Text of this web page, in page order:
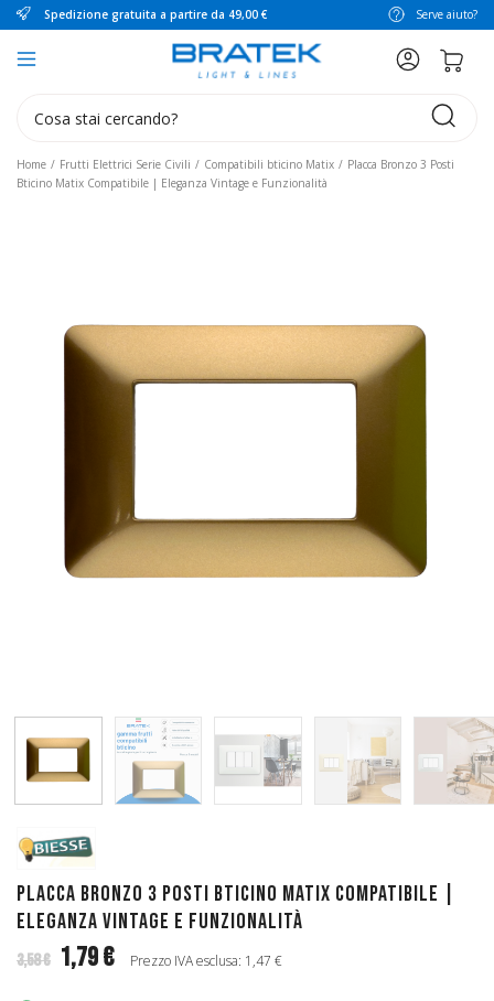
Spedizione gratuita a partire da 49,00 € Serve aiuto?
search
Home Frutti Elettrici Serie Civili Compatibili bticino Matix
Placca Bronzo 3 Posti
Bticino Matix Compatibile | Eleganza Vintage e Funzionalità
Placca Bronzo 3 Posti Bticino Matix Compatibile |
Eleganza Vintage e Funzionalità
3,58 € 1,79 € Prezzo IVA esclusa: 1,47 €